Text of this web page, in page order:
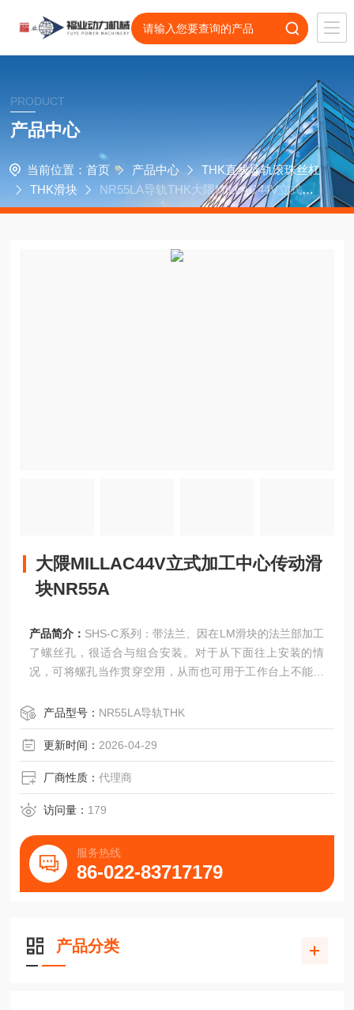
PRODUCT
产品中心
当前位置： 首页 产品中心
THK直线导轨滚珠丝杠
THK滑块
NR55LA导轨THK大隈MILLAC44V立式加
工中心传动滑块NR55A
大隈MILLAC44V立式加工中心传动滑
块NR55A
产品简介： SHS-C系列：带法兰、因在LM滑块的法兰部加工
了螺丝孔，很适合与组合安装。对于从下面往上安装的情
况，可将螺孔当作贯穿空用，从而也可用于工作台上不能开
大隈MILLAC44V立式加工中心传动滑块NR55A
产品型号： NR55LA导轨THK
更新时间： 2026-04-29
厂商性质：代理商
访问量： 179
服务热线
86-022-83717179
产品分类